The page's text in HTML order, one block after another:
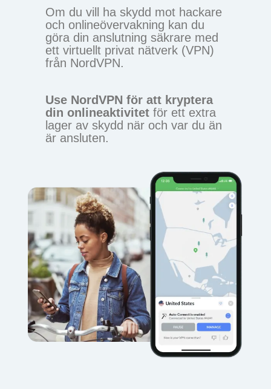
Om du vill ha skydd mot hackare
och onlineövervakning kan du
göra din anslutning säkrare med
ett virtuellt privat nätverk (VPN)
från NordVPN.
Use NordVPN för att kryptera
din onlineaktivitetför ett extra
lager av skydd när och var du än
är ansluten.